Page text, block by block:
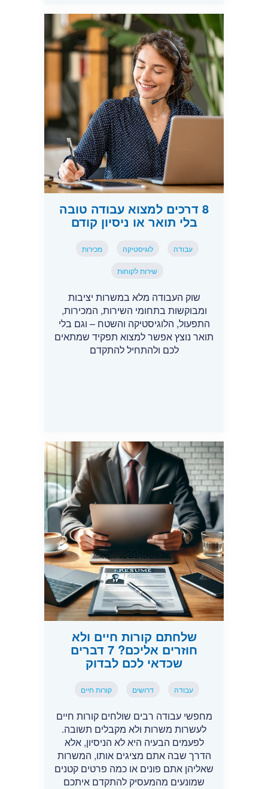
8 דרכים למצוא עבודה טובה
בלי תואר או ניסיון קודם
עבודה לוגיסטיקה מכירות
שירות לקוחות
שוק העבודה מלא במשרות יציבות
ומבוקשות בתחומי השירות, המכירות,
התפעול, הלוגיסטיקה והשטח – וגם בלי
תואר נוצץ אפשר למצוא תפקיד שמתאים
לכם ולהתחיל להתקדם
שלחתם קורות חיים ולא
חוזרים אליכם? 7 דברים
שכדאי לכם לבדוק
עבודה דרושים קורות חיים
מחפשי עבודה רבים שולחים קורות חיים
לעשרות משרות ולא מקבלים תשובה.
לפעמים הבעיה היא לא הניסיון, אלא
הדרך שבה אתם מציגים אותו, המשרות
שאליהן אתם פונים או כמה פרטים קטנים
שמונעים מהמעסיק להתקדם איתכם